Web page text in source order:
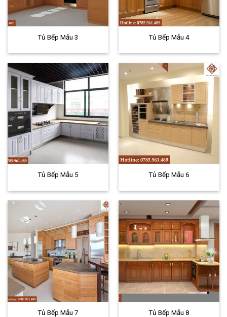
Tủ Bếp Mẫu 3 Tủ Bếp Mẫu 4
Tủ Bếp Mẫu 5 Tủ Bếp Mẫu 6
Tủ Bếp Mẫu 7 Tủ Bếp Mẫu 8